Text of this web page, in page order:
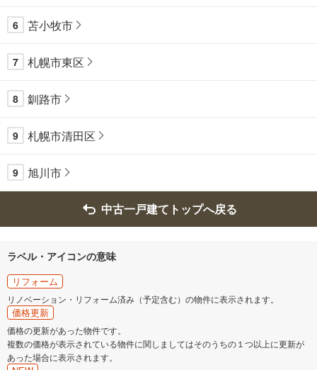
6 苫小牧市
7 札幌市東区
8 釧路市
9 札幌市清田区
9 旭川市
中古一戸建てトップへ戻る
ラベル・アイコンの意味
リフォーム
リノベーション・リフォーム済み（予定含む）の物件に表示されます。
価格更新
価格の更新があった物件です。
複数の価格が表示されている物件に関しましてはそのうちの１つ以上に更新が
あった場合に表示されます。